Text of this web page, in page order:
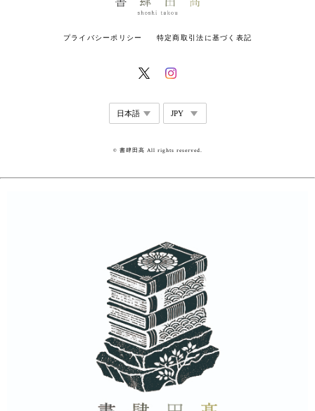
プライバシーポリシー 特定商取引法に基づく表記
© 書肆田高 All rights reserved.